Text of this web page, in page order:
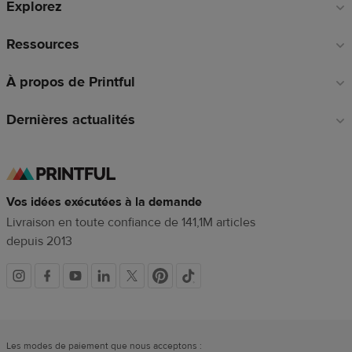
page
Explorez
Ressources
À propos de Printful
Dernières actualités
Vos idées exécutées à la demande
Livraison en toute confiance de 141,1M articles
depuis 2013
Liens
Les modes de paiement que nous acceptons :